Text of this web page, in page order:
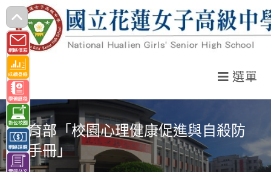
跳
轉
至
主
要
內
容
選單
教育部「校園心理健康促進與自殺防
治手冊」